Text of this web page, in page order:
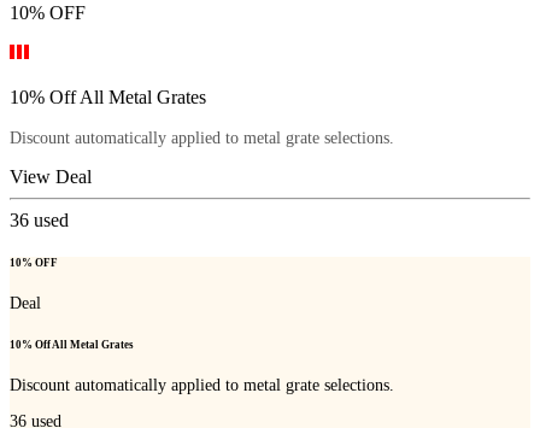
10% OFF
10% Off All Metal Grates
Discount automatically applied to metal grate selections.
View Deal
36 used
10% OFF
Deal
10% Off All Metal Grates
Discount automatically applied to metal grate selections.
36 used